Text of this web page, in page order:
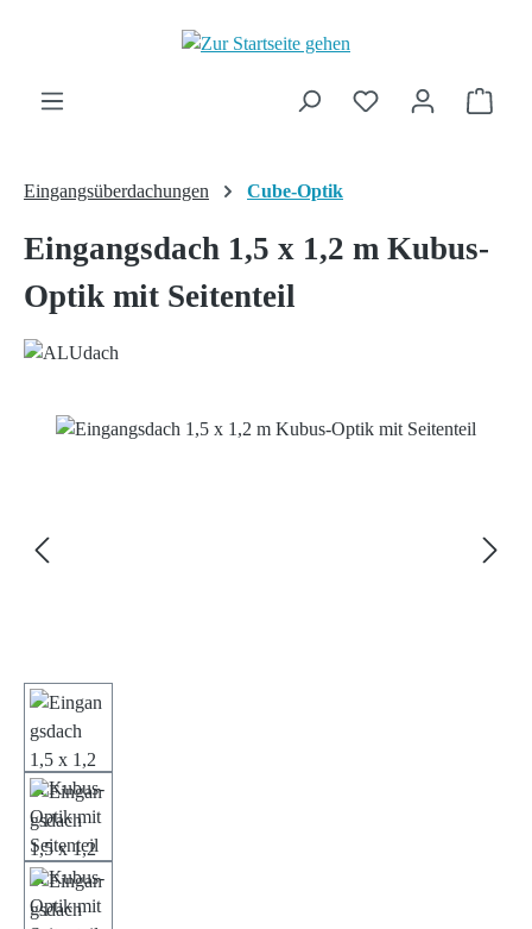
Zum Hauptinhalt springen
Eingangsüberdachungen Cube-Optik
Eingangsdach 1,5 x 1,2 m Kubus-
Optik mit Seitenteil
Bildergalerie überspringen